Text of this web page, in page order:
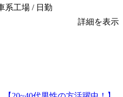
系工場 / 日勤
詳細を表示